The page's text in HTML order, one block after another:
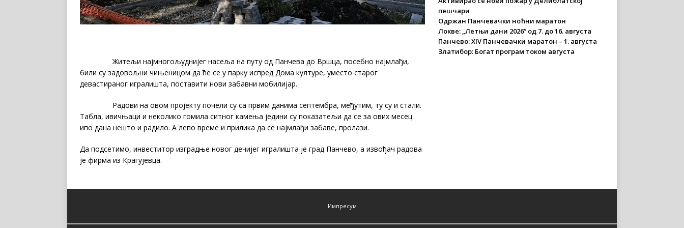
Житељи најмногољуднијег насеља на путу од Панчева до Вршца, посебно најмлађи,
били су задовољни чињеницом да ће се у парку испред Дома културе, уместо старог
девастираног игралишта, поставити нови забавни мобилијар.
Радови на овом пројекту почели су са првим данима септембра, међутим, ту су и стали.
Табла, ивичњаци и неколико гомила ситног камења једини су показатељи да се за ових месец
ипо дана нешто и радило. А лепо време и прилика да се најмлађи забаве, пролази.
Да подсетимо, инвеститор изградње новог дечијег игралишта је град Панчево, а извођач радова
је фирма из Крагујевца.
пешчари
Одржан Панчевачки ноћни маратон
Локве: „Летњи дани 2026“ од 7. до 16. августа
Панчево: XIV Панчевачки маратон – 1. августа
Златибор: Богат програм током августа
Импресум